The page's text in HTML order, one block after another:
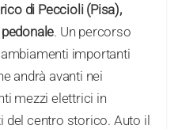
di Peccioli (Pisa),
. Un percorso
importanti
andrà avanti nei
mezzi elettrici in
del centro storico. Auto il